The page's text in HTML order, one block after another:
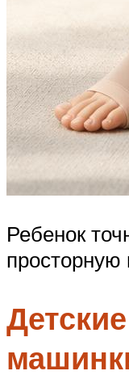
Ребенок